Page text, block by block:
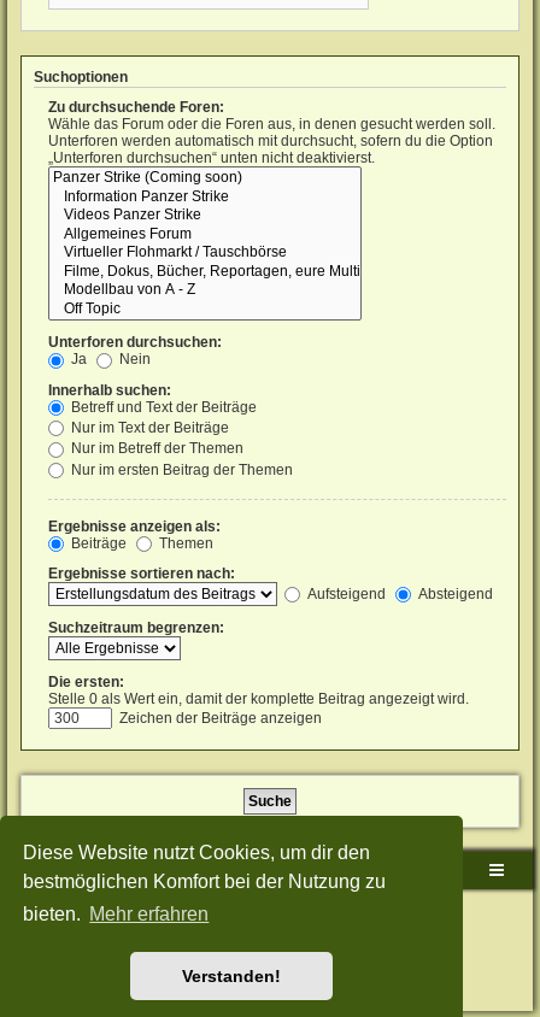
Diese Website nutzt Cookies, um dir den
bestmöglichen Komfort bei der Nutzung zu
bieten. Mehr erfahren
Verstanden!
Suchoptionen
Zu durchsuchende Foren:
Wähle das Forum oder die Foren aus, in denen gesucht werden soll.
Unterforen werden automatisch mit durchsucht, sofern du die Option
„Unterforen durchsuchen“ unten nicht deaktivierst.
Unterforen durchsuchen:
Ja
Nein
Innerhalb suchen:
Betreff und Text der Beiträge
Nur im Text der Beiträge
Nur im Betreff der Themen
Nur im ersten Beitrag der Themen
Ergebnisse anzeigen als:
Beiträge
Themen
Ergebnisse sortieren nach:
Aufsteigend
Absteigend
Suchzeitraum begrenzen:
Die ersten:
Stelle 0 als Wert ein, damit der komplette Beitrag angezeigt wird.
Zeichen der Beiträge anzeigen
Sudden-Strike-Maps.de Hauptseite Foren-Übersicht
Powered byphpBB® Forum Software © phpBB Limited
Style: Green-Style-Split by Joyce&LunaphpBB-Style-Design
Nutzungsbedingungen